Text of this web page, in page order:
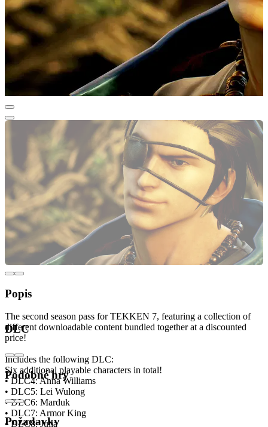
Popis
The second season pass for TEKKEN 7, featuring a collection of
different downloadable content bundled together at a discounted
price!
Includes the following DLC:
Six additional playable characters in total!
• DLC4: Anna Williams
• DLC5: Lei Wulong
• DLC6: Marduk
• DLC7: Armor King
• DLC8: Julia
DLC
Podobné hry
Požadavky